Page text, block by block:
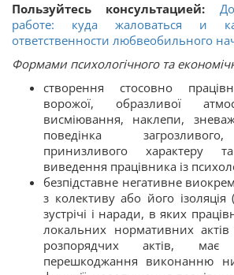
Пользуйтесь консультацией:
работе: куда жаловаться и
ответственности любвеобильного
Формами психологічного та
створення стосовно
ворожої, образливої
висміювання, наклепи,
поведінка
принизливого характеру
виведення працівника із
безпідставне негативне
з колективу або його
зустрічі і наради, в яких
локальних нормативних актів
розпорядчих актів, має
перешкоджання виконанню